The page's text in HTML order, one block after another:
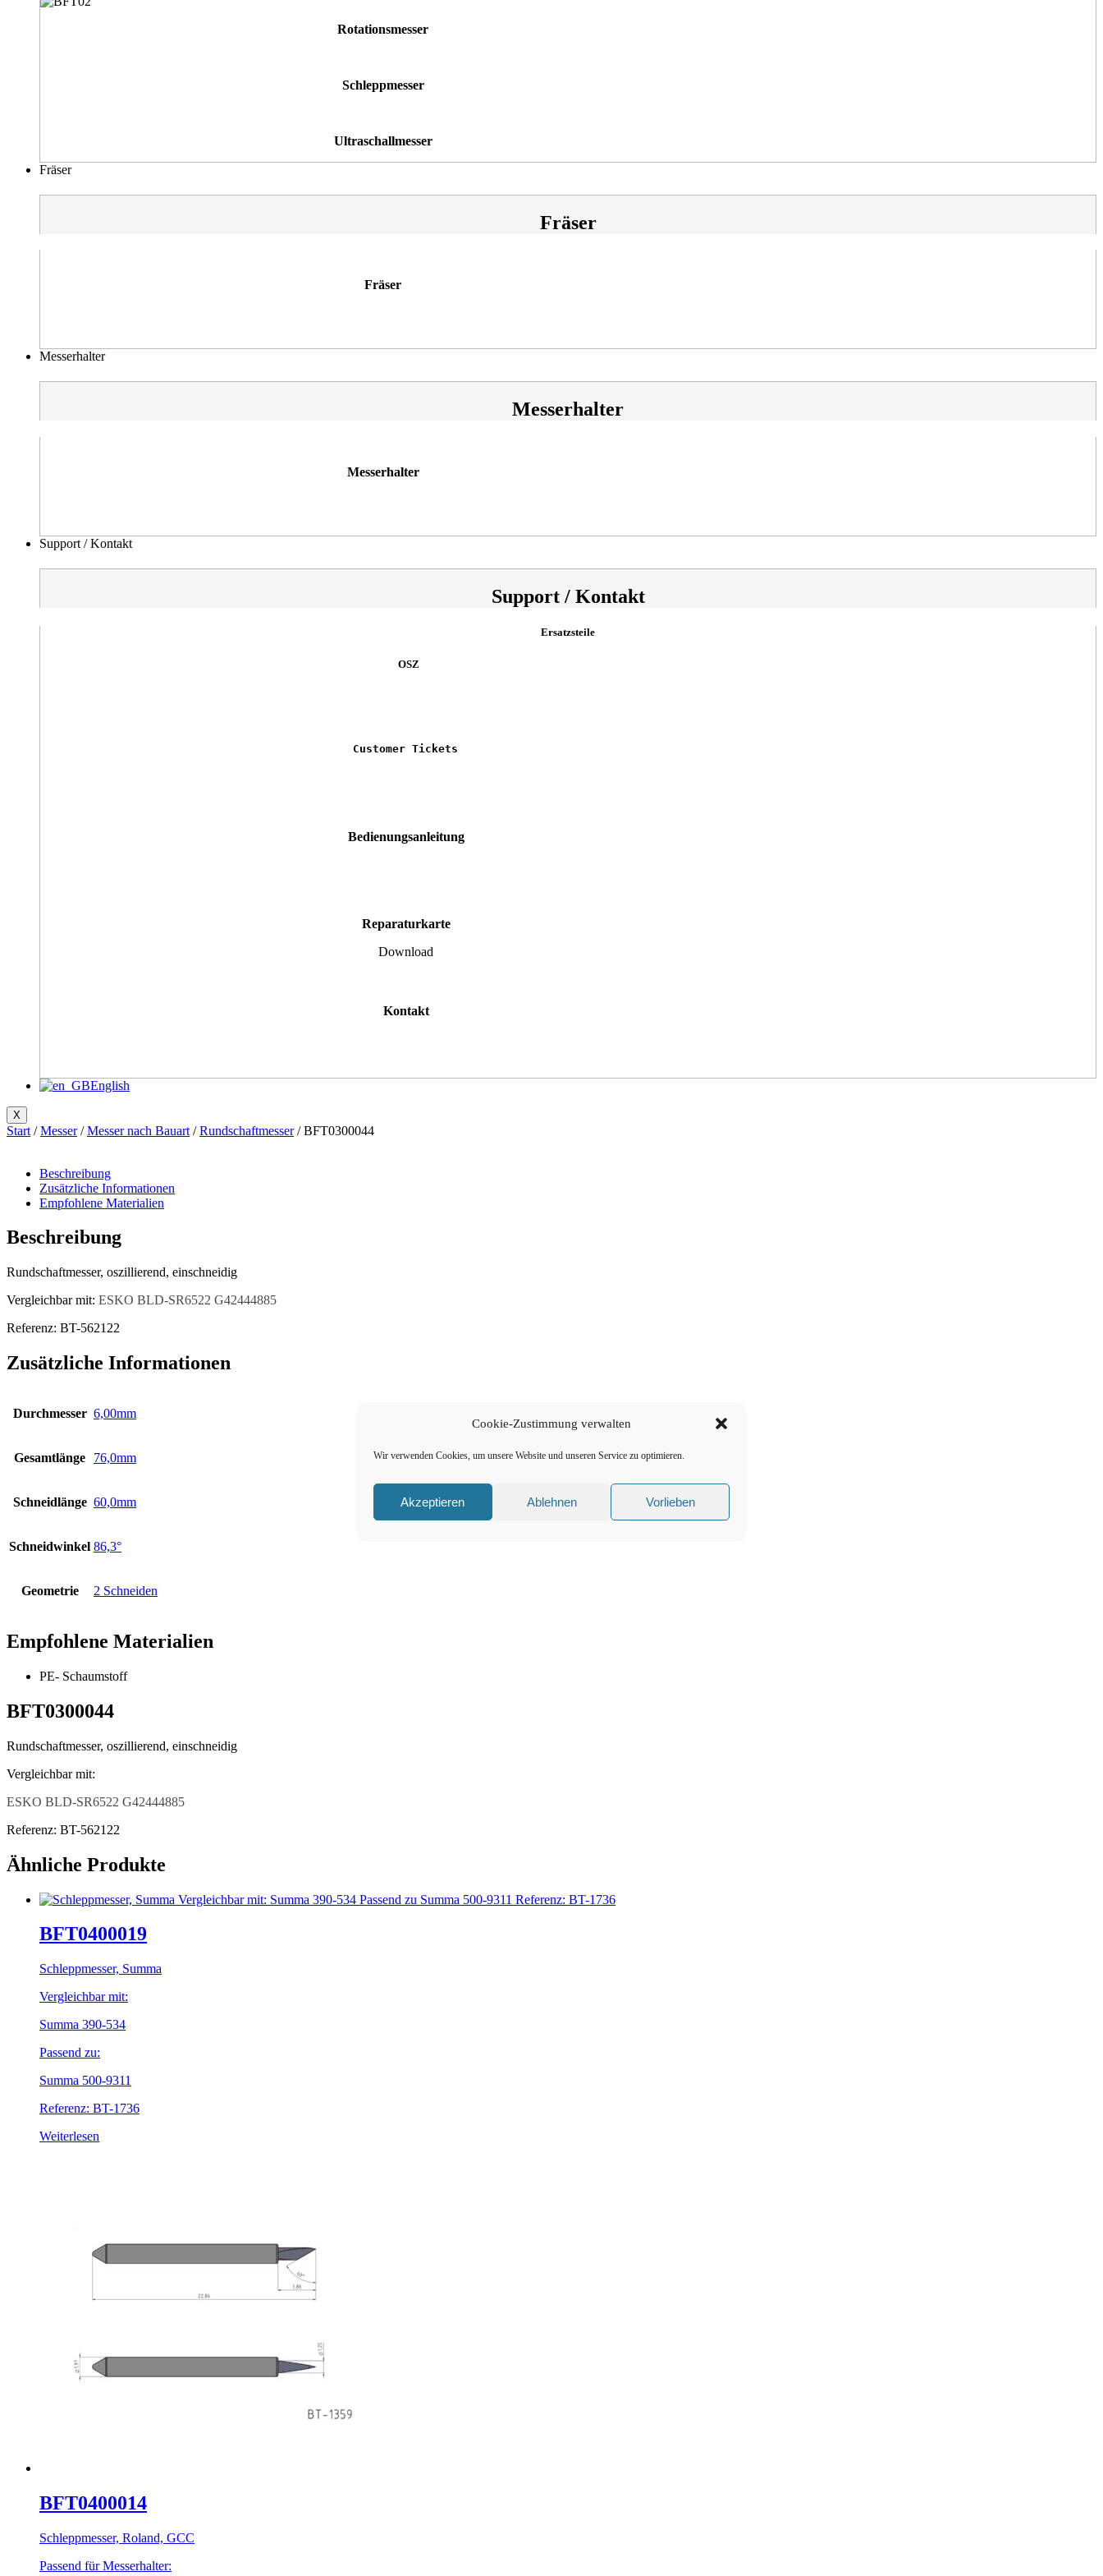
Cookie-Zustimmung verwalten
Wir verwenden Cookies, um unsere Website und unseren Service zu optimieren.
Akzeptieren Ablehnen Vorlieben
Rotationsmesser
Schleppmesser
Ultraschallmesser
Fräser
Fräser
Fräser
Messerhalter
Messerhalter
Messerhalter
Support / Kontakt
Support / Kontakt
Ersatzsteile
OSZ
Customer Tickets
Bedienungsanleitung
Reparaturkarte
Download
Kontakt
English
X
Start /Messer/Messer nach Bauart /Rundschaftmesser/ BFT0300044
Beschreibung
Zusätzliche Informationen
Empfohlene Materialien
Beschreibung
Rundschaftmesser, oszillierend, einschneidig
Vergleichbar mit: ESKO BLD-SR6522 G42444885
Referenz: BT-562122
Zusätzliche Informationen
Durchmesser 6,00mm
Gesamtlänge 76,0mm
Schneidlänge 60,0mm
Schneidwinkel 86,3°
Geometrie 2 Schneiden
Empfohlene Materialien
PE- Schaumstoff
BFT0300044
Rundschaftmesser, oszillierend, einschneidig
Vergleichbar mit:
ESKO BLD-SR6522 G42444885
Referenz: BT-562122
Ähnliche Produkte
BFT0400019
Schleppmesser, Summa
Vergleichbar mit:
Summa 390-534
Passend zu:
Summa 500-9311
Referenz: BT-1736
Weiterlesen
BFT0400014
Schleppmesser, Roland, GCC
Passend für Messerhalter: